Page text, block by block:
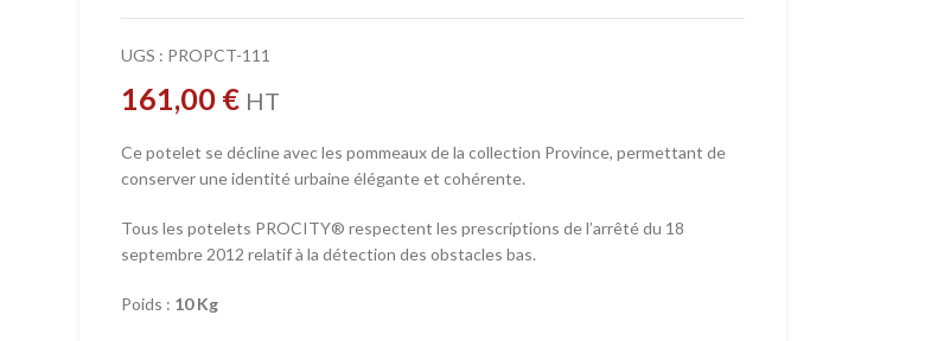
UGS : PROPCT-111
161,00 € HT
Ce potelet se décline avec les pommeaux de la collection Province, permettant de
conserver une identité urbaine élégante et cohérente.
Tous les potelets PROCITY® respectent les prescriptions de l’arrêté du 18
septembre 2012 relatif à la détection des obstacles bas.
Poids : 10 Kg